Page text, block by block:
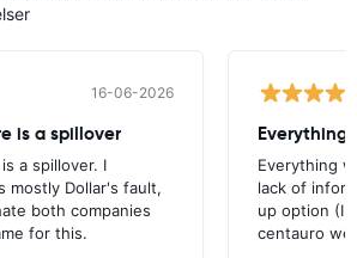
16-06-2026
is a spillover
a spillover. I
mostly Dollar's fault,
both companies
for this.
Everything
Everything
lack of
up option (I
centauro